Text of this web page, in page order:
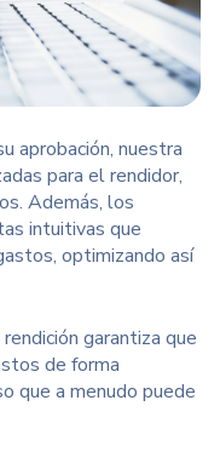
aprobación, nuestra
para el rendidor,
Además, los
intuitivas que
optimizando así
garantiza que
de forma
que a menudo puede